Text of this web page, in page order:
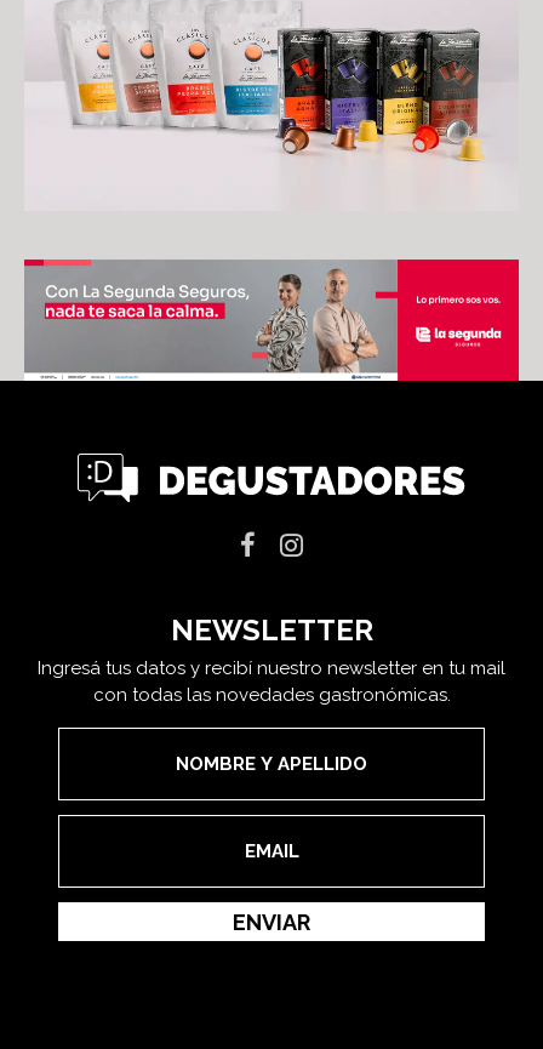
NEWSLETTER
Ingresá tus datos y recibí nuestro newsletter en tu mail
con todas las novedades gastronómicas.
ENVIAR